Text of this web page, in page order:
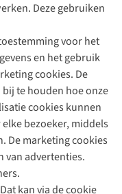
Deze gebruiken
voor het
en het gebruik
cookies. De
te houden hoe onze
cookies kunnen
bezoeker, middels
De marketing cookies
van advertenties.
kan via de cookie